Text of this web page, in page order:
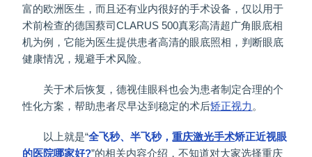
富的欧洲医生，而且还有业内很好的手术设备，仅以用于
术前检查的德国蔡司CLARUS 500真彩高清超广角眼底相
机为例，它能为医生提供患者高清的眼底照相，判断眼底
健康情况，规避手术风险。
关于术后恢复，德视佳眼科也会为患者制定合理的个
性化方案，帮助患者尽早达到稳定的术后矫正视力 。
以上就是“全飞秒、半飞秒，重庆激光手术矫正近视眼
的医院哪家好?”的相关内容介绍，不知道对大家选择重庆